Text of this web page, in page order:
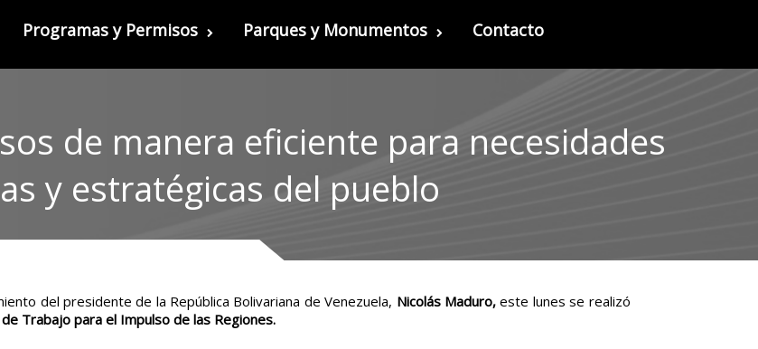
Programas y Permisos Parques y Monumentos Contacto
de manera eficiente para necesidades
y estratégicas del pueblo
del presidente de la República Bolivariana de Venezuela, Nicolás Maduro, este lunes se realizó
de Trabajo para el Impulso de las Regiones.